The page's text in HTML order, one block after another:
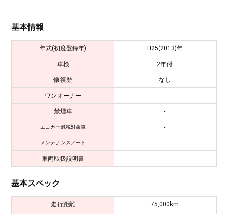
基本情報
年式(初度登録年) H25(2013)年
車検 2年付
修復歴 なし
ワンオーナー -
禁煙車 -
エコカー減税対象車 -
メンテナンスノート -
車両取扱説明書 -
基本スペック
走行距離 75,000km